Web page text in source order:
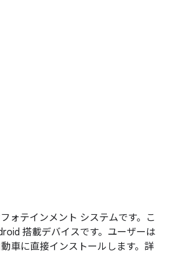
ォテインメント システムです。こ
搭載デバイスです。ユーザーは
車に直接インストールします。詳